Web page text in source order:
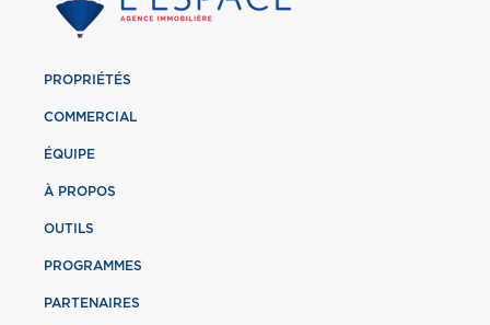
PROPRIÉTÉS
COMMERCIAL
ÉQUIPE
À PROPOS
OUTILS
PROGRAMMES
PARTENAIRES